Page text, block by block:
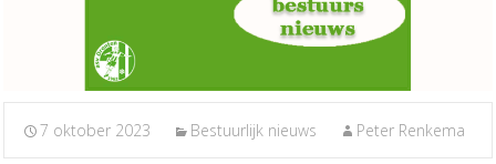
7 oktober 2023 Bestuurlijk nieuws Peter Renkema